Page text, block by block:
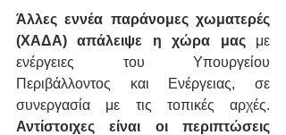
Άλλες εννέα παράνομες χωματερές
(ΧΑΔΑ) απάλειψε η χώρα μας με
ενέργειες του Υπουργείου
Περιβάλλοντος και Ενέργειας, σε
Αντίστοιχες είναι οι περιπτώσεις